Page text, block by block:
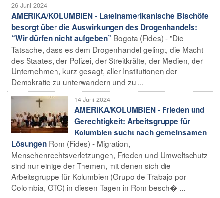
26 Juni 2024
AMERIKA/KOLUMBIEN - Lateinamerikanische Bischöfe
besorgt über die Auswirkungen des Drogenhandels:
“Wir dürfen nicht aufgeben” Bogota (Fides) - "Die
Tatsache, dass es dem Drogenhandel gelingt, die Macht
des Staates, der Polizei, der Streitkräfte, der Medien, der
Unternehmen, kurz gesagt, aller Institutionen der
Demokratie zu unterwandern und zu ...
14 Juni 2024
AMERIKA/KOLUMBIEN - Frieden und
Gerechtigkeit: Arbeitsgruppe für
Kolumbien sucht nach gemeinsamen
Lösungen Rom (Fides) - Migration,
Menschenrechtsverletzungen, Frieden und Umweltschutz
sind nur einige der Themen, mit denen sich die
Arbeitsgruppe für Kolumbien (Grupo de Trabajo por
Colombia, GTC) in diesen Tagen in Rom besch� ...